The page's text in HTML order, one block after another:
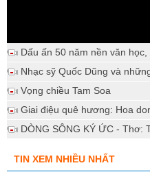
Dấu ấn 50 năm nền văn học,
Nhạc sỹ Quốc Dũng và những
Vọng chiều Tam Soa
Giai điệu quê hương: Hoa
DÒNG SÔNG KÝ ỨC - Thơ:
TIN XEM NHIỀU NHẤT